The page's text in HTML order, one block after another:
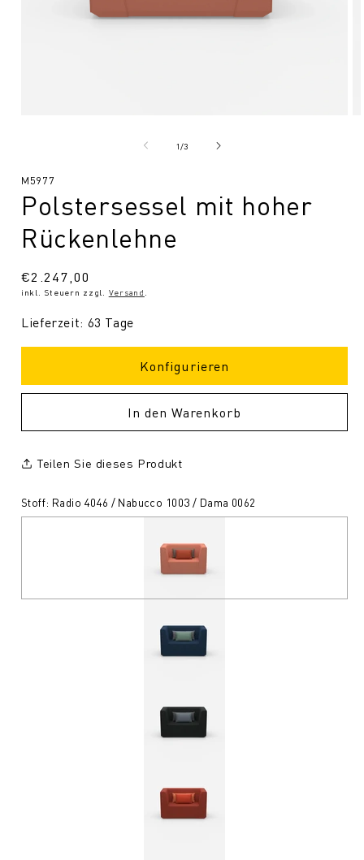
1/von
3
SKU:
M5977
Polstersessel mit hoher
Rückenlehne
Normaler
Preis
€2.247,00
inkl. Steuern zzgl. Versand
Lieferzeit: 63 Tage
Konfigurieren
In den Warenkorb
Teilen Sie dieses Produkt
Stoff: Radio 4046 / Nabucco 1003 / Dama 0062